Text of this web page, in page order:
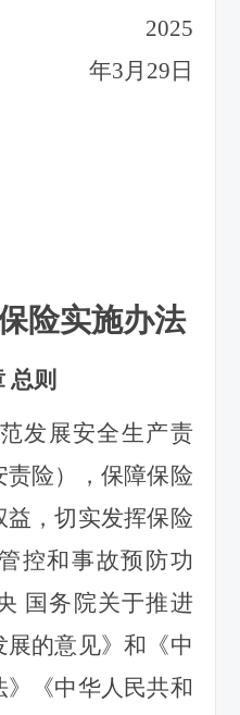
2025
年3月29日
险实施办法
总则
发展安全生产责
险），保障保险
，切实发挥保险
控和事故预防功
国务院关于推进
的意见》和《中
《中华人民共和